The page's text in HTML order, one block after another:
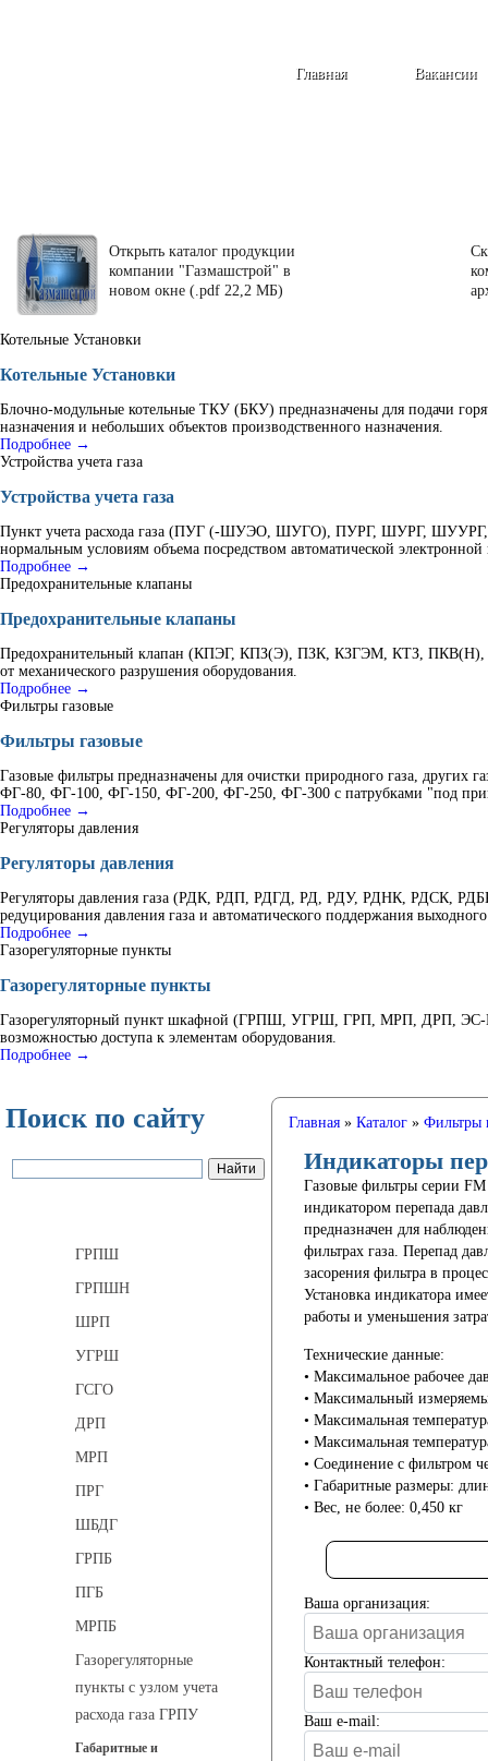
Вакансии
Главная
Открыть каталог продукции
компании "Газмашстрой" в
новом окне (.pdf 22,2 МБ)
Котельные Установки
Котельные Установки
Блочно-модульные котельные ТКУ (БКУ) предназначены для подачи
назначения и небольших объектов производственного назначения.
Подробнее →
Устройства учета газа
Устройства учета газа
Пункт учета расхода газа (ПУГ (-ШУЭО, ШУГО), ПУРГ, ШУРГ, ШУУРГ,
нормальным условиям объема посредством автоматической электронной
Подробнее →
Предохранительные клапаны
Предохранительные клапаны
Предохранительный клапан (КПЭГ, КПЗ(Э), ПЗК, КЗГЭМ, КТЗ, ПКВ(Н),
от механического разрушения оборудования.
Подробнее →
Фильтры газовые
Фильтры газовые
Газовые фильтры предназначены для очистки природного газа, других
ФГ-80, ФГ-100, ФГ-150, ФГ-200, ФГ-250, ФГ-300 с патрубками "под
Подробнее →
Регуляторы давления
Регуляторы давления
Регуляторы давления газа (РДК, РДП, РДГД, РД, РДУ, РДНК, РДСК,
редуцирования давления газа и автоматического поддержания
Подробнее →
Газорегуляторные пункты
Газорегуляторные пункты
Газорегуляторный пункт шкафной (ГРПШ, УГРШ, ГРП, МРП, ДРП, ЭС-
возможностью доступа к элементам оборудования.
Подробнее →
Поиск по сайту
ГРПШ
ГРПШН
ШРП
УГРШ
ГСГО
ДРП
МРП
ПРГ
ШБДГ
ГРПБ
ПГБ
МРПБ
Газорегуляторные
пункты с узлом учета
расхода газа ГРПУ
Габаритные и
Главная» Каталог» Фильтры
Индикаторы
Газовые фильтры серии
индикатором перепада
предназначен для
фильтрах газа. Перепад
засорения фильтра в
Установка индикатора
работы и уменьшения
Технические данные:
• Максимальное рабочее
• Максимальный
• Максимальная
• Максимальная
• Соединение с фильтром
• Габаритные размеры:
• Вес, не более: 0,450 кг
Ваша организация:
Контактный телефон:
Ваш e-mail: